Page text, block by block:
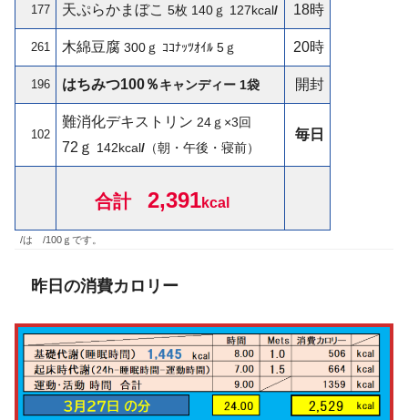
177 天ぷらかまぼこ5枚 140ｇ 127kcal/ 18時
261 木綿豆腐 300ｇ ｺｺﾅｯﾂｵｲﾙ 5ｇ 20時
196 はちみつ100％キャンディー 1袋 開封
102
難消化デキストリン 24ｇ×3回
72ｇ 142kcal/ （朝・午後・寝前）
毎日
合計 2,391kcal
/は /100ｇです。
昨日の消費カロリー